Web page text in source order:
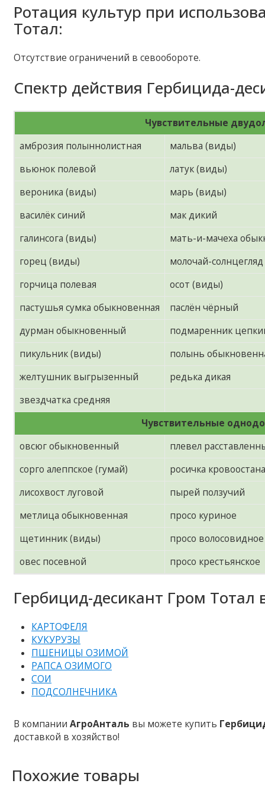
Ротация культур при
Тотал:
Отсутствие ограничений в севообороте.
Спектр действия Гербицида-
Чувствительные
амброзия полыннолистная
мальва (виды)
вьюнок полевой
латук (виды)
вероника (виды)
марь (виды)
василёк синий
мак дикий
галинсога (виды)
мать-и-мачеха
горец (виды)
молочай-солнцегляд
горчица полевая
осот (виды)
пастушья сумка обыкновенная
паслён чёрный
дурман обыкновенный
подмаренник
пикульник (виды)
полынь
желтушник выгрызенный
редька дикая
звездчатка средняя
Чувствительные
овсюг обыкновенный
плевел
сорго алеппское (гумай)
росичка
лисохвост луговой
пырей ползучий
метлица обыкновенная
просо куриное
щетинник (виды)
просо волосовидное
овес посевной
просо крестьянское
Гербицид-десикант Гром Тотал
КАРТОФЕЛЯ
КУКУРУЗЫ
ПШЕНИЦЫ ОЗИМОЙ
РАПСА ОЗИМОГО
СОИ
ПОДСОЛНЕЧНИКА
В компанииАгроАнталь вы можете купить
доставкой в ​​хозяйство!
Похожие товары